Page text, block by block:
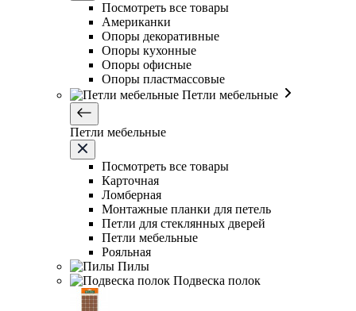
Посмотреть все товары
Американки
Опоры декоративные
Опоры кухонные
Опоры офисные
Опоры пластмассовые
Петли мебельные
Петли мебельные
Посмотреть все товары
Карточная
Ломберная
Монтажные планки для петель
Петли для стеклянных дверей
Петли мебельные
Рояльная
Пилы
Подвеска полок